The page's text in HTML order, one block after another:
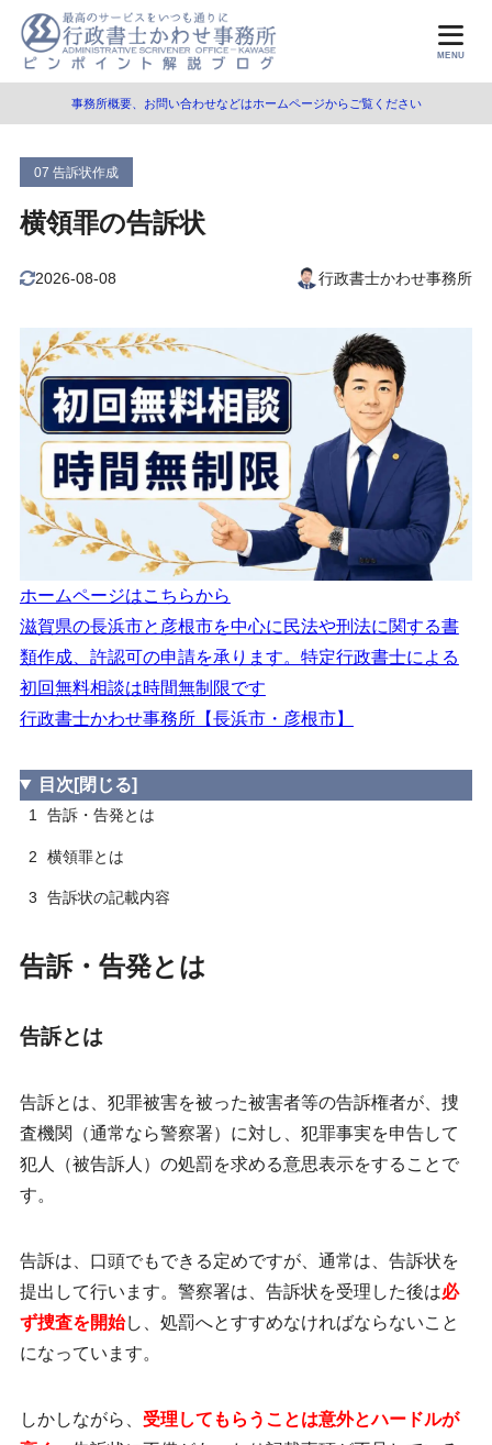
MENU
事務所概要、お問い合わせなどはホームページからご覧ください
07 告訴状作成
横領罪の告訴状
2026-08-08 行政書士かわせ事務所
ホームページはこちらから
滋賀県の長浜市と彦根市を中心に民法や刑法に関する書
類作成、許認可の申請を承ります。特定行政書士による
初回無料相談は時間無制限です
行政書士かわせ事務所【長浜市・彦根市】
目次 [閉じる]
1 告訴・告発とは
2 横領罪とは
3 告訴状の記載内容
告訴・告発とは
告訴とは
告訴とは、犯罪被害を被った被害者等の告訴権者が、捜
査機関（通常なら警察署）に対し、犯罪事実を申告して
犯人（被告訴人）の処罰を求める意思表示をすること で
す。
告訴は、口頭でもできる定めですが、通常は、告訴状を
提出して行います。警察署は、告訴状を受理した後は必
ず捜査を開始し、処罰へとすすめなければならないこと
になっています。
しかしながら、 受理してもらうことは意外とハードルが
目次
1 告訴・告発とは
1.1 告訴とは
1.4 刑事告訴の方法・手順
刑罰の種類
2 横領罪とは
3 告訴状の記載内容
3.1 告訴状の様式と記載内容
3.2 告訴事実の記載ポイント